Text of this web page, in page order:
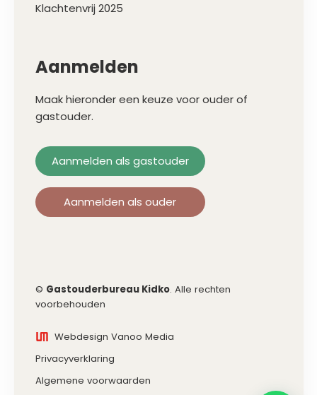
Klachtenvrij 2025
Aanmelden
Maak hieronder een keuze voor ouder of
gastouder.
Aanmelden als gastouder
Aanmelden als ouder
© Gastouderbureau Kidko. Alle rechten
voorbehouden
Webdesign Vanoo Media
Privacyverklaring
Algemene voorwaarden